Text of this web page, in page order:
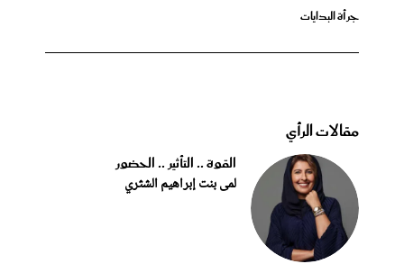
جرأة البدايات
مقالات الرأي
القوة .. التأثير .. الحضور
لمى بنت إبراهيم الشثري